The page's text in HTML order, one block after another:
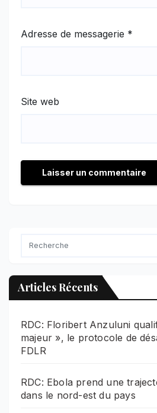
Adresse de messagerie *
Site web
Articles Récents
RDC: Floribert Anzuluni
majeur », le protocole de
FDLR
RDC: Ebola prend une
dans le nord-est du pays